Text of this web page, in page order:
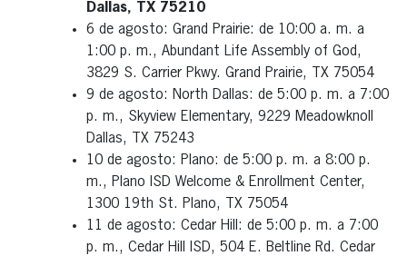
Dallas, TX 75210
6 de agosto: Grand Prairie: de 10:00 a. m. a
1:00 p. m., Abundant Life Assembly of God,
3829 S. Carrier Pkwy. Grand Prairie, TX 75054
9 de agosto: North Dallas: de 5:00 p. m. a 7:00
p. m., Skyview Elementary, 9229 Meadowknoll
Dallas, TX 75243
10 de agosto: Plano: de 5:00 p. m. a 8:00 p.
m., Plano ISD Welcome & Enrollment Center,
1300 19th St. Plano, TX 75054
11 de agosto: Cedar Hill: de 5:00 p. m. a 7:00
p. m., Cedar Hill ISD, 504 E. Beltline Rd. Cedar